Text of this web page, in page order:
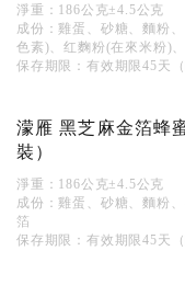
淨重：186公克±4.5公克
成份：雞蛋、砂糖、麵粉
色素)、红麴粉(在來米粉)
保存期限：有效期限45天
濛雁 黑芝麻金箔蜂
裝）
淨重：186公克±4.5公克
成份：雞蛋、砂糖、麵粉
箔
保存期限：有效期限45天